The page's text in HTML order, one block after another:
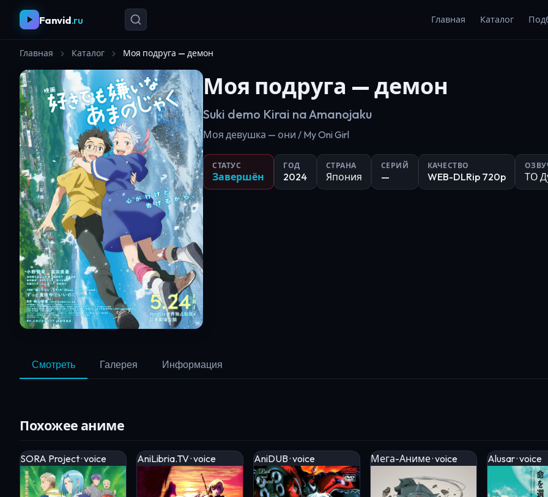
Fanvid.ru Главная Каталог
Главная Каталог Моя подруга — демон
Моя подруга — демон
Suki demo Kirai na Amanojaku
Моя девушка — они / My Oni Girl
СТАТУС
Завершён
ГОД
2024
СТРАНА
Япония
СЕРИЙ
—
КАЧЕСТВО
WEB-DLRip 720p ТО
Смотреть Галерея Информация
Похожее аниме
SORA Project · voice AniLibria.TV · voice AniDUB · voice Мега-Аниме · voice Alusar · voice